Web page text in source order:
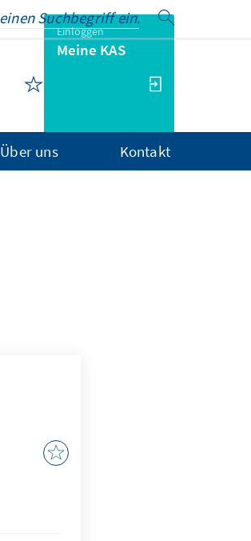
Einloggen
Meine KAS
Über uns Kontakt